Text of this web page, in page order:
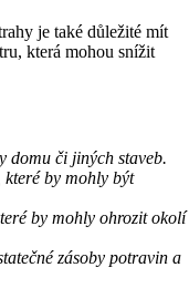
je také důležité mít
která mohou snížit
domu či jiných staveb.
které by mohly být
by mohly ohrozit okolí
zásoby potravin a